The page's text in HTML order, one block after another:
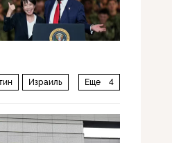
Еще 4
Израиль